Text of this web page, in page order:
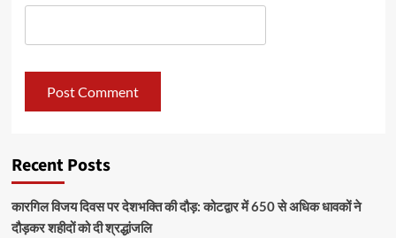
Recent Posts
कारगिल विजय दिवस पर देशभक्ति की दौड़: कोटद्वार में 650 से अधिक धावकों ने
दौड़कर शहीदों को दी श्रद्धांजलि